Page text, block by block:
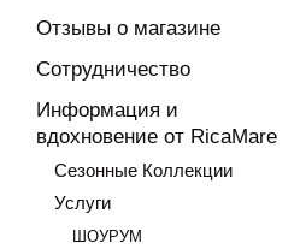
Отзывы о магазине
Сотрудничество
Информация и
вдохновение от RicaMare
Сезонные Коллекции
Услуги
ШОУРУМ